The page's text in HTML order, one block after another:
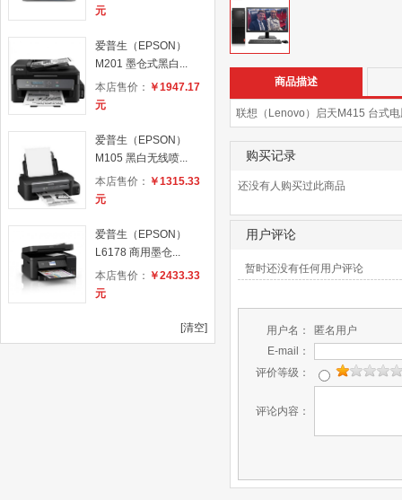
元
爱普生（EPSON）
M201 墨仓式黑白...
本店售价： ￥1947.17
元
爱普生（EPSON）
M105 黑白无线喷...
本店售价： ￥1315.33
元
爱普生（EPSON）
L6178 商用墨仓...
本店售价： ￥2433.33
元
[清空]
商品描述
联想（Lenovo）启天M415 台式
购买记录
还没有人购买过此商品
用户评论
暂时还没有任何用户评论
用户名：
匿名用户
E-mail：
评价等级：
评论内容：